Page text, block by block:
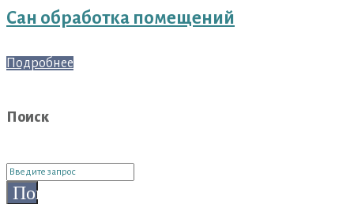
обработка
помещения
клопов
Сан обработка помещений
Подробнее
Поиск
Поиск
для:
Поиск